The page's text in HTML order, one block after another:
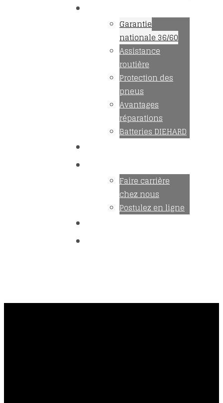
Garantie
nationale 36/60
Assistance
routière
Protection des
pneus
Avantages
réparations
Batteries DIEHARD
Faire carrière
chez nous
Postulez en ligne